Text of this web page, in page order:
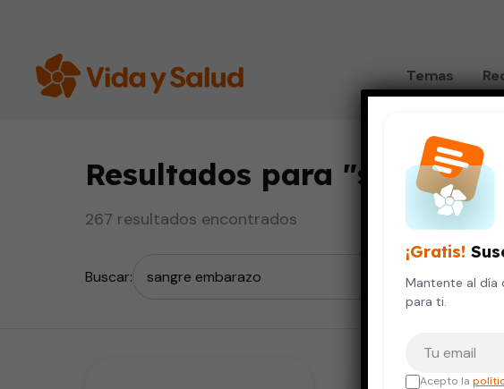
Temas
Resultados para "sangre
267 resultados encontrados
Buscar:
¡Gratis!
Mantente al día
para ti.
Acepto la